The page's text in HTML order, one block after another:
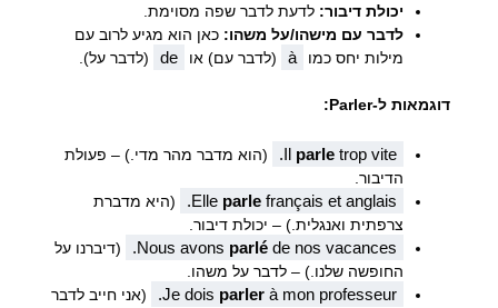
יכולת דיבור: לדעת לדבר שפה מסוימת.
לדבר עם מישהו/על משהו: כאן הוא מגיע לרוב עם
מילות יחס כמו
à (לדבר עם) או de (לדבר על).
דוגמאות ל-Parler:
Il parle trop vite.
(הוא מדבר מהר מדי.) – פעולת
הדיבור.
Elle parle français et anglais.
(היא מדברת
צרפתית ואנגלית.) – יכולת דיבור.
Nous avons parlé de nos vacances.
(דיברנו על
החופשה שלנו.) – לדבר על משהו.
Je dois parler à mon professeur.
(אני חייב לדבר